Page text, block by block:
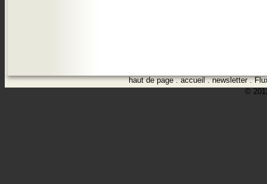
haut de page.accueil.newsletter.
©